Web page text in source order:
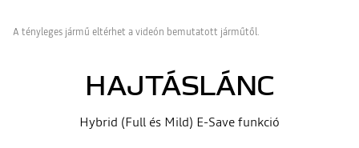
A tényleges jármű eltérhet a videón bemutatott járműtől.
HAJTÁSLÁNC
Hybrid (Full és Mild) E-Save funkció